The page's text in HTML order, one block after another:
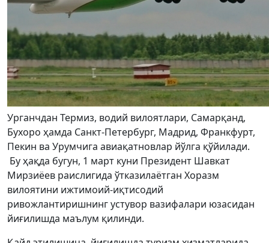
Урганчдан Термиз, водий вилоятлари, Самарқанд,
Бухоро ҳамда Санкт-Петербург, Мадрид, Франкфурт,
Пекин ва Урумчига авиақатновлар йўлга қўйилади.
Бу ҳақда бугун, 1 март куни Президент Шавкат
Мирзиёев раислигида ўтказилаётган Хоразм
вилоятини ижтимоий-иқтисодий
ривожлантиришнинг устувор вазифалари юзасидан
йиғилишда маълум қилинди.